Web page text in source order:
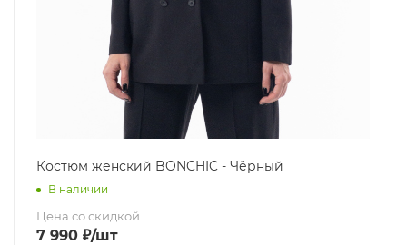
Костюм женский BONCHIC - Чёрный
В наличии
Цена со скидкой
7 990 ₽/шт